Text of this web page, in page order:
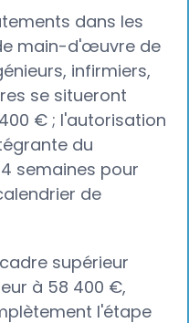
dans les
main-d'œuvre de
infirmiers,
se situeront
€ ; l'autorisation
du
semaines pour
de
supérieur
à 58 400 €,
l'étape